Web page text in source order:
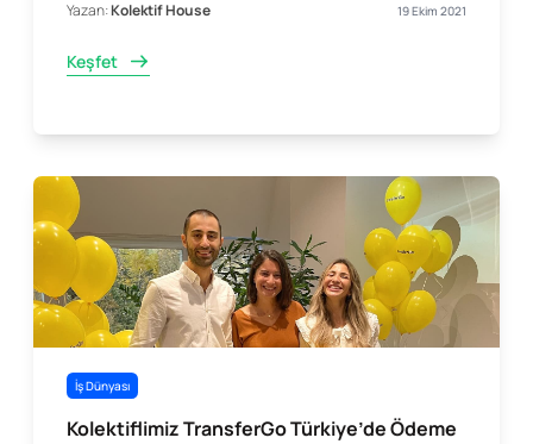
Yazan:Kolektif House 19 Ekim 2021
Keşfet
İş Dünyası
Kolektiflimiz TransferGo Türkiye’de Ödeme